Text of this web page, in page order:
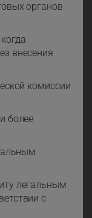
органов
внесения
комиссии
более
легальным
с